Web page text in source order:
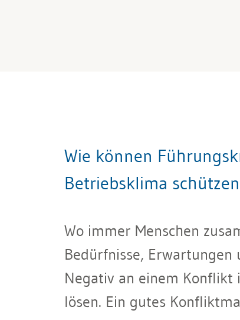
Wie können
Betriebsklima
Wo immer Menschen
Bedürfnisse,
Negativ an einem
lösen. Ein gutes